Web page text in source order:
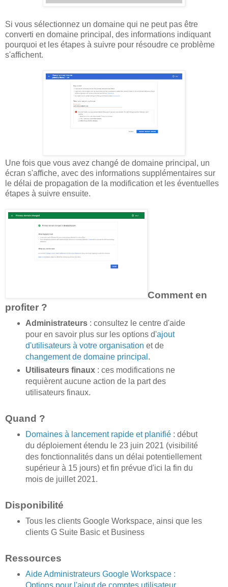
Si vous sélectionnez un domaine qui ne peut pas être
converti en domaine principal, des informations indiquant
pourquoi et les étapes à suivre pour résoudre ce problème
s'affichent.
Une fois que vous avez changé de domaine principal, un
écran s'affiche, avec des informations supplémentaires sur
le délai de propagation de la modification et les éventuelles
étapes à suivre ensuite.
Comment en
profiter ?
Administrateurs: consultez le centre d'aide
pour en savoir plus sur les options d'ajout
d'utilisateurs à votre organisation et de
changement de domaine principal .
Utilisateurs finaux: ces modifications ne
requièrent aucune action de la part des
utilisateurs finaux.
Quand ?
Domaines à lancement rapide et planifié: début
du déploiement étendu le 23 juin 2021 (visibilité
des fonctionnalités dans un délai potentiellement
supérieur à 15 jours) et fin prévue d'ici la fin du
mois de juillet 2021.
Disponibilité
Tous les clients Google Workspace, ainsi que les
clients G Suite Basic et Business
Ressources
Aide Administrateurs Google Workspace :
Options pour l'ajout de comptes utilisateur